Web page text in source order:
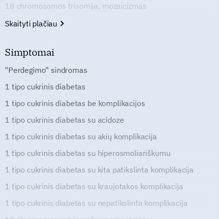
18 chromosomos trisomija, mozaicizmas
Skaityti plačiau
Simptomai
"Perdegimo" sindromas
1 tipo cukrinis diabetas
1 tipo cukrinis diabetas be komplikacijos
1 tipo cukrinis diabetas su acidoze
1 tipo cukrinis diabetas su akių komplikacija
1 tipo cukrinis diabetas su hiperosmoliariškumu
1 tipo cukrinis diabetas su kita patikslinta komplikacija
1 tipo cukrinis diabetas su kraujotakos komplikacija
1 tipo cukrinis diabetas su nepatikslinta komplikacija